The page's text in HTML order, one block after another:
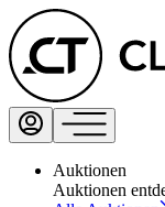
Auktionen
Auktionen